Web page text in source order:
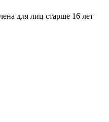
для лиц старше 16 лет